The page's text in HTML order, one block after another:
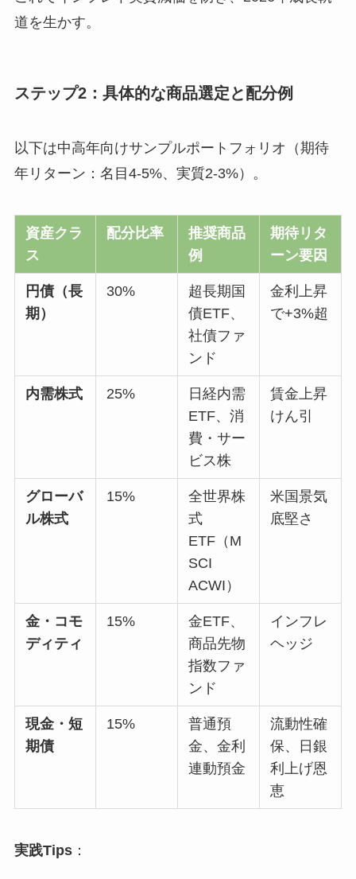
道を生かす。
ステップ2：具体的な商品選定と配分例
以下は中高年向けサンプルポートフォリオ（期待
年リターン：名目4-5%、実質2-3%）。
資産クラ
ス
配分比率
推奨商品
例
期待リタ
ーン要因
円債（長
期）
30%
超長期国
債ETF、
社債ファ
ンド
金利上昇
で+3%超
内需株式 25%
日経内需
ETF、消
費・サー
ビス株
賃金上昇
けん引
グローバ
ル株式
15%
全世界株
式
ETF（M
SCI
ACWI）
米国景気
底堅さ
金・コモ
ディティ
15%
金ETF、
商品先物
指数ファ
ンド
インフレ
ヘッジ
現金・短
期債
15%
普通預
金、金利
連動預金
流動性確
保、日銀
利上げ恩
恵
実践Tips：